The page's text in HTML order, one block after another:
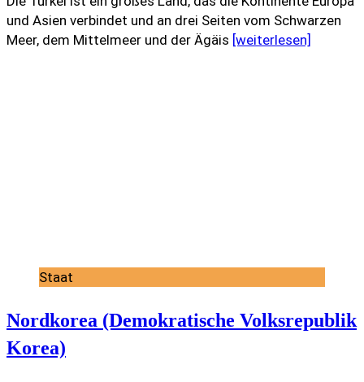
und Asien verbindet und an drei Seiten vom Schwarzen
Meer, dem Mittelmeer und der Ägäis [weiterlesen]
Staat
Nordkorea (Demokratische Volksrepublik
Korea)